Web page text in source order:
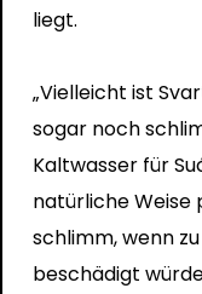
liegt.
„Vielleicht ist
sogar noch
Kaltwasser für
natürliche Weise
schlimm, wenn
beschädigt